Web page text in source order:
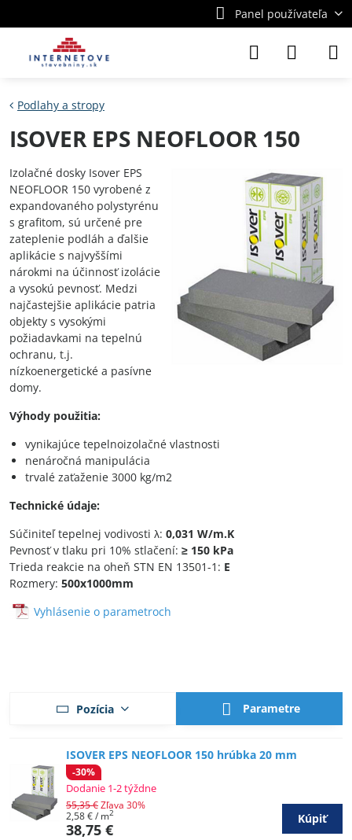
Panel používateľa
Podlahy a stropy
ISOVER EPS NEOFLOOR 150
Izolačné dosky Isover EPS
NEOFLOOR 150 vyrobené z
expandovaného polystyrénu
s grafitom, sú určené pre
zateplenie podláh a ďalšie
aplikácie s najvyššími
nárokmi na účinnosť izolácie
a vysokú pevnosť. Medzi
najčastejšie aplikácie patria
objekty s vysokými
požiadavkami na tepelnú
ochranu, t.j.
nízkoenergetické a pasívne
domy.
Výhody použitia:
vynikajúce tepelnoizolačné vlastnosti
nenáročná manipulácia
trvalé zaťaženie 3000 kg/m2
Technické údaje:
Súčiniteľ tepelnej vodivosti λ: 0,031 W/m.K
Pevnosť v tlaku pri 10% stlačení: ≥ 150 kPa
Trieda reakcie na oheň STN EN 13501-1: E
Rozmery: 500x1000mm
Vyhlásenie o parametroch
Pozícia Parametre
ISOVER EPS NEOFLOOR 150 hrúbka 20 mm
-30%
Dodanie 1-2 týždne
38,75 €
55,35 €Zľava 30%
2,58 €/ m2 Kúpiť